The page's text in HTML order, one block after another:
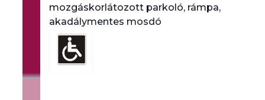
mozgáskorlátozott parkoló, rámpa,
akadálymentes mosdó